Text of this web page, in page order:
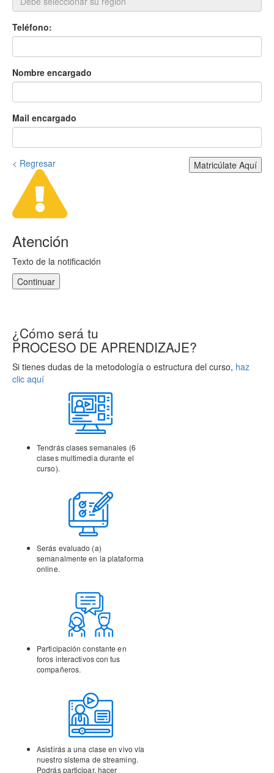
Teléfono:
Nombre encargado
Mail encargado
< Regresar Matricúlate Aquí
Atención
Texto de la notificación
Continuar
¿Cómo será tu
PROCESO DE APRENDIZAJE?
Si tienes dudas de la metodología o estructura del curso, haz
clic aquí
Tendrás clases semanales (6
clases multimedia durante el
curso).
Serás evaluado (a)
semanalmente en la plataforma
online.
Participación constante en
foros interactivos con tus
compañeros.
Asistirás a una clase en vivo vía
nuestro sistema de streaming.
Podrás participar, hacer